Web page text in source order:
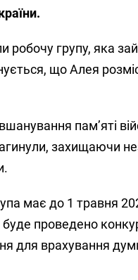
робочу групу, яка
що Алея
пам’яті
захищаючи
має до 1 травня
проведено
для врахування